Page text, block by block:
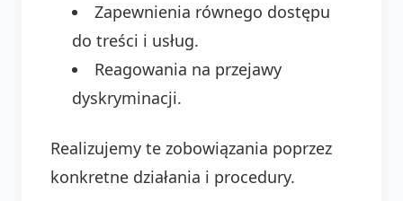
Zapewnienia równego dostępu
do treści i usług.
Reagowania na przejawy
dyskryminacji.
Realizujemy te zobowiązania poprzez
konkretne działania i procedury.